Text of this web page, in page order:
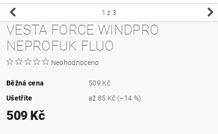
1 z 3
VESTA FORCE WINDPRO
NEPROFUK FLUO
Neohodnoceno
Běžná cena
509 Kč
Ušetříte
až85 Kč (–14 %)
509 Kč